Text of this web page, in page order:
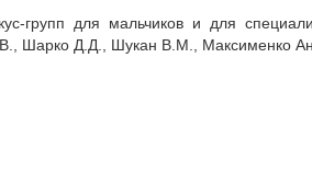
групп для мальчиков и для
Шарко Д.Д., Шукан В.М., Максименко